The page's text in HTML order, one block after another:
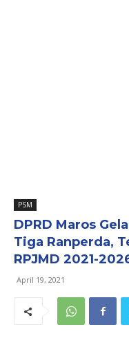
PSM
DPRD Maros
Tiga Ranperda,
RPJMD 2021-
April 19, 2021